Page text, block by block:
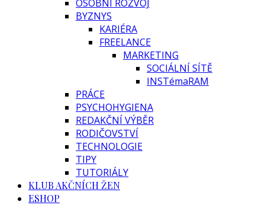
OSOBNÍ ROZVOJ
BYZNYS
KARIÉRA
FREELANCE
MARKETING
SOCIÁLNÍ SÍTĚ
INSTémaRAM
PRÁCE
PSYCHOHYGIENA
REDAKČNÍ VÝBĚR
RODIČOVSTVÍ
TECHNOLOGIE
TIPY
TUTORIÁLY
KLUB AKČNÍCH ŽEN
ESHOP